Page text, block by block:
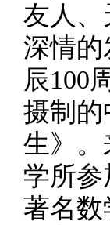
友人、
深情的
辰100
摄制的
生》。
学所
著名数